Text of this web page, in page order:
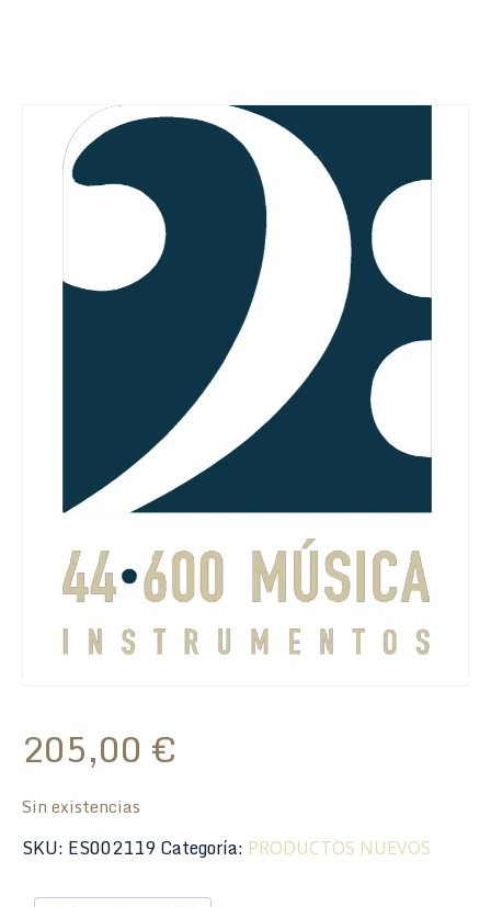
205,00 €
Sin existencias
SKU: ES002119Categoría: PRODUCTOS NUEVOS